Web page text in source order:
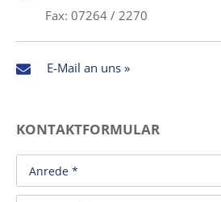
Fax: 07264 / 2270
E-Mail an uns »
KONTAKTFORMULAR